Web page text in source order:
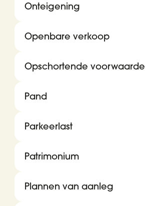
Onteigening
Openbare verkoop
Opschortende voorwaarde
Pand
Parkeerlast
Patrimonium
Plannen van aanleg